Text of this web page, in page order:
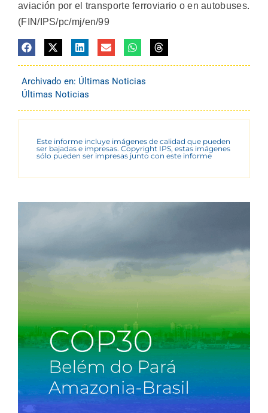
aviación por el transporte ferroviario o en autobuses.
(FIN/IPS/pc/mj/en/99
Archivado en: Últimas Noticias
Últimas Noticias
Este informe incluye imágenes de calidad que pueden
ser bajadas e impresas. Copyright IPS, estas imágenes
sólo pueden ser impresas junto con este informe